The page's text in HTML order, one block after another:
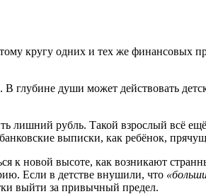
кругу одних и тех же финансовых
глубине души может действовать
лишний рубль. Такой взрослый всё
выписки, как ребёнок,
к новой высоте, как возникают
Если в детстве внушили, что
выйти за привычный предел.